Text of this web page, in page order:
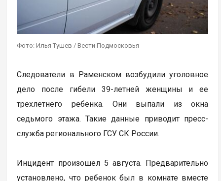
Фото: Илья Тушев / Вести Подмосковья
Следователи в Раменском возбудили уголовное
дело после гибели 39-летней женщины и ее
трехлетнего ребенка. Они выпали из окна
седьмого этажа. Такие данные приводит пресс-
служба регионального ГСУ СК России.
Инцидент произошел 5 августа. Предварительно
установлено, что ребенок был в комнате вместе